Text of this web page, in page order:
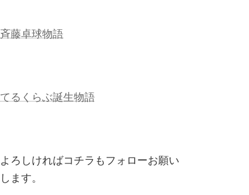
斉藤卓球物語
てるくらぶ誕生物語
よろしければコチラもフォローお願い
します。